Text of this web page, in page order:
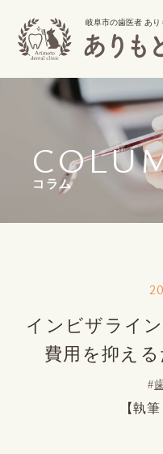
岐阜市の歯医者 あり
コラム
インビザライ
費用を抑え
#
【執